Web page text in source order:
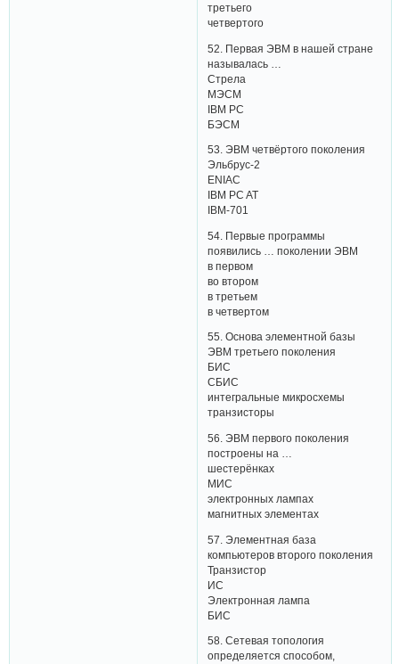
третьего
четвертого
52. Первая ЭВМ в нашей стране
называлась …
Стрела
МЭСМ
IBM PC
БЭСМ
53. ЭВМ четвёртого поколения
Эльбрус-2
ENIAC
IBM PC AT
IBM-701
54. Первые программы
появились … поколении ЭВМ
в первом
во втором
в третьем
в четвертом
55. Основа элементной базы
ЭВМ третьего поколения
БИС
СБИС
интегральные микросхемы
транзисторы
56. ЭВМ первого поколения
построены на …
шестерёнках
МИС
электронных лампах
магнитных элементах
57. Элементная база
компьютеров второго поколения
Транзистор
ИС
Электронная лампа
БИС
58. Сетевая топология
определяется способом,